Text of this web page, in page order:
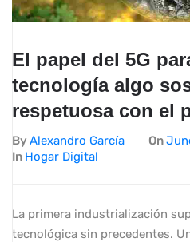
El papel del 5G
tecnología algo
respetuosa con el
By Alexandro García On
In Hogar Digital
La primera industrialización
tecnológica sin precedentes.